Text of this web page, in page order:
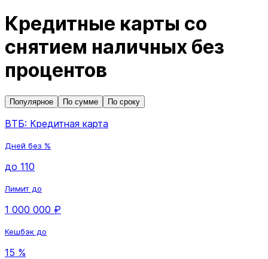
Кредитные карты со
снятием наличных без
процентов
Популярное По сумме По сроку
ВТБ: Кредитная карта
Дней без %
до 110
Лимит до
1 000 000 ₽
Кешбэк до
15 %